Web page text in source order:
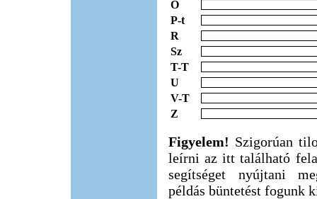
O
P-t
R
Sz
T-T
U
V-T
Z
Figyelem! Szigorúan
leírni az itt található
segítséget nyújtani
példás büntetést fogunk